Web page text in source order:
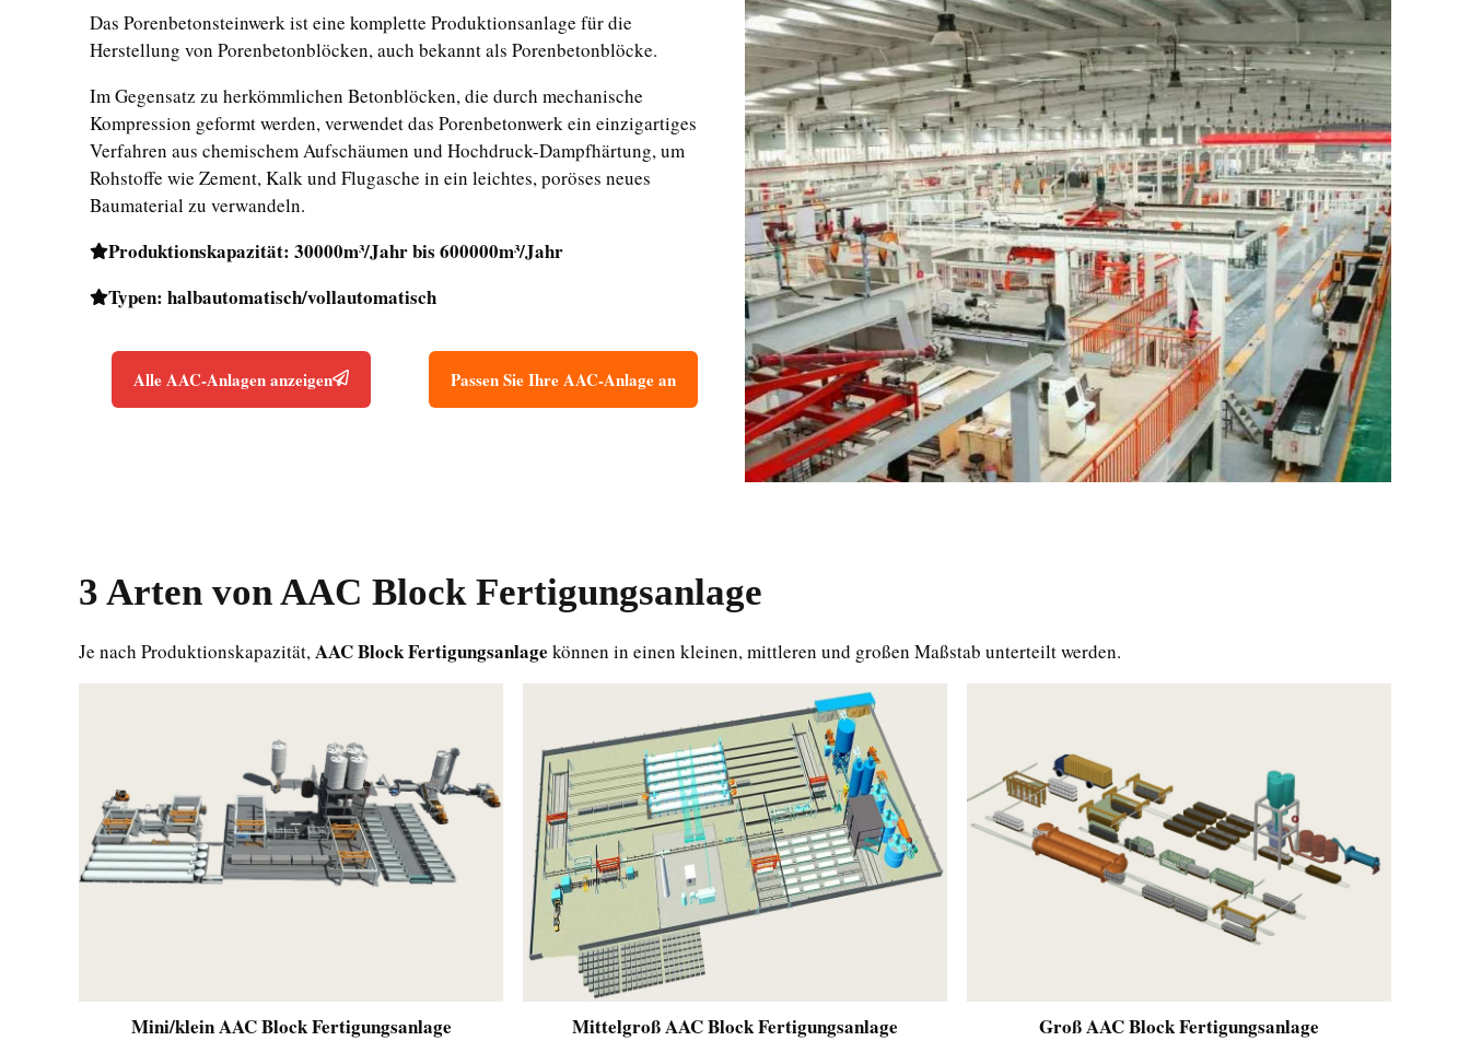
Das Porenbetonsteinwerk ist eine komplette Produktionsanlage für die
Herstellung von Porenbetonblöcken, auch bekannt als Porenbetonblöcke.
Im Gegensatz zu herkömmlichen Betonblöcken, die durch mechanische
Kompression geformt werden, verwendet das Porenbetonwerk ein einzigartiges
Verfahren aus chemischem Aufschäumen und Hochdruck-Dampfhärtung, um
Rohstoffe wie Zement, Kalk und Flugasche in ein leichtes, poröses neues
Baumaterial zu verwandeln.
Produktionskapazität: 30000m³/Jahr bis 600000m³/Jahr
Typen: halbautomatisch/vollautomatisch
Alle AAC-Anlagen anzeigen Passen Sie Ihre AAC-Anlage an
3 Arten vonAAC Block Fertigungsanlage
Je nach Produktionskapazität,AAC Block Fertigungsanlage können in einen kleinen, mittleren und großen Maßstab unterteilt werden.
Mini/kleinAAC Block Fertigungsanlage
MittelgroßAAC Block Fertigungsanlage
GroßAAC Block Fertigungsanlage